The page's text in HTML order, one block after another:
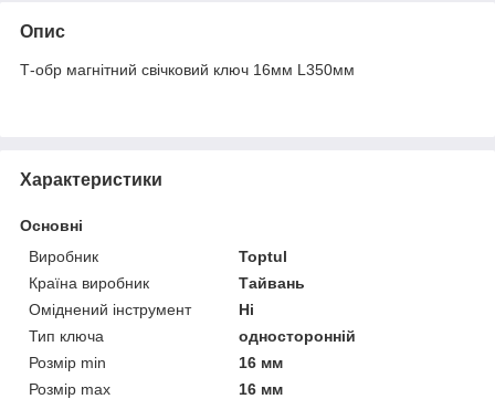
Опис
Т-обр магнітний свічковий ключ 16мм L350мм
Характеристики
Основні
Виробник
Toptul
Країна виробник
Тайвань
Оміднений інструмент
Ні
Тип ключа
односторонній
Розмір min
16 мм
Розмір max
16 мм